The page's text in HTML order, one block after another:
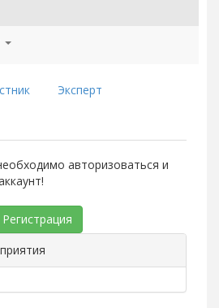
Эксперт
авторизоваться и
Регистрация